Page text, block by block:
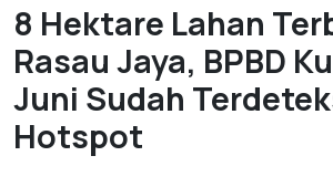
8 Hektare Lahan
Rasau Jaya, BPBD
Juni Sudah
Hotspot